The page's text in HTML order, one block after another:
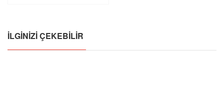
İLGINIZI ÇEKEBILIR